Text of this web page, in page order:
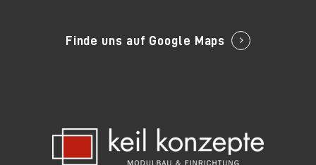
Finde uns auf Google Maps